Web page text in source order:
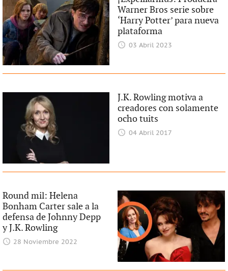
Warner Bros serie sobre
‘Harry Potter’ para nueva
plataforma
03 Abril 2023
J.K. Rowling motiva a
creadores con solamente
ocho tuits
04 Abril 2017
Round mil: Helena
Bonham Carter sale a la
defensa de Johnny Depp
y J.K. Rowling
28 Noviembre 2022